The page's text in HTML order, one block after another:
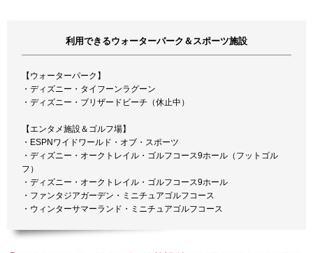
利用できるウォーターパーク＆スポーツ施設
【ウォーターパーク】
・ディズニー・タイフーンラグーン
・ディズニー・ブリザードビーチ（休止中）
【エンタメ施設＆ゴルフ場】
・ESPNワイドワールド・オブ・スポーツ
・ディズニー・オークトレイル・ゴルフコース9ホール（フットゴル
フ）
・ディズニー・オークトレイル・ゴルフコース9ホール
・ファンタジアガーデン・ミニチュアゴルフコース
・ウィンターサマーランド・ミニチュアゴルフコース